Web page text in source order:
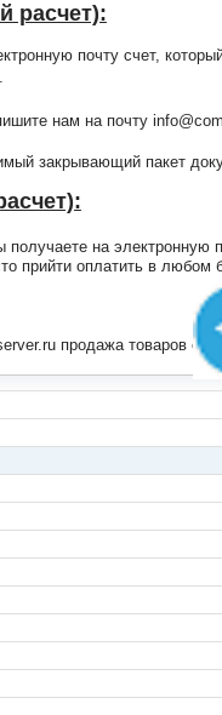
расчет):
почту счет,
нам на почту
закрывающий пакет
на электронную
прийти оплатить в любом
продажа товаров